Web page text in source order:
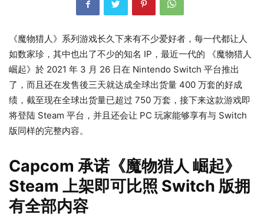
《魔物猎人》系列游戏长久下来有不少爱好者，每一代都让人
如数家珍，其中也出了不少的知名 IP，最近一代的 《魔物猎人
崛起》於 2021 年 3 月 26 日在 Nintendo Switch 平台推出
了，而且还在发售後三天就达成全球出货量 400 万套的好成
绩，截至现在全球出货量已超过 750 万套，接下来这款游戏即
将登陆 Steam 平台，并且还会让 PC 玩家能够享有与 Switch
版同样的完整内容。
Capcom 承诺《魔物猎人 崛起》
Steam 上架即可比照 Switch 版拥
有全部内容